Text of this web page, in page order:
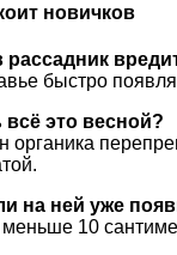
новичков
рассадник
быстро
это весной?
органика
на ней уже
10